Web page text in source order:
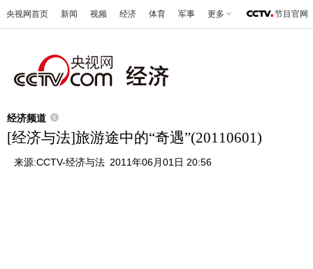
央视网首页 新闻 视频 经济 体育 军事 更多 节目官网
经济频道
[经济与法]旅游途中的“奇遇”(20110601)
来源:CCTV-经济与法 2011年06月01日 20:56